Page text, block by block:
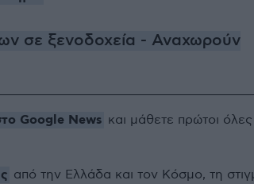
σε ξενοδοχεία - Αναχωρούν
Google News και μάθετε πρώτοι όλες
από την Ελλάδα και τον Κόσμο, τη